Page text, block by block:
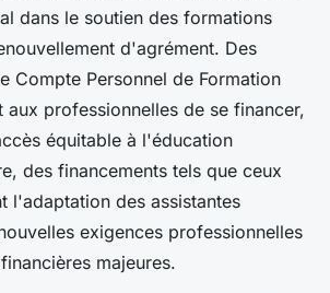
dans le soutien des formations
d'agrément. Des
Compte Personnel de Formation
aux professionnelles de se financer,
équitable à l'éducation
des financements tels que ceux
l'adaptation des assistantes
exigences professionnelles
majeures.